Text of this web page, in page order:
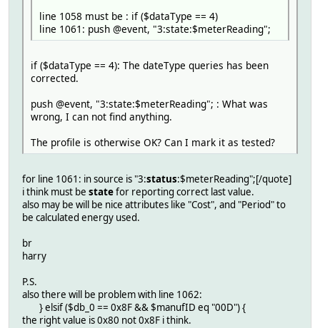
line 1058 must be : if ($dataType == 4)
line 1061: push @event, "3:state:$meterReading";
if ($dataType == 4): The dateType queries has been
corrected.
push @event, "3:state:$meterReading"; : What was
wrong, I can not find anything.
The profile is otherwise OK? Can I mark it as tested?
for line 1061: in source is "3:status:$meterReading";[/quote]
i think must be statefor reporting correct last value.
also may be will be nice attributes like "Cost", and "Period" to
be calculated energy used.
br
harry
P.S.
also there will be problem with line 1062:
} elsif ($db_0 == 0x8F && $manufID eq "00D") {
the right value is 0x80 not 0x8F i think.